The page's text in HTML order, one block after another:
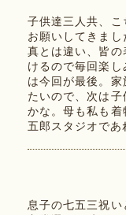
子供達三人共、
お願いしてきま
真とは違い、皆
けるので毎回楽
は今回が最後。
たいので、次は
かな。母も私も着
五郎スタジオで
息子の七五三祝い